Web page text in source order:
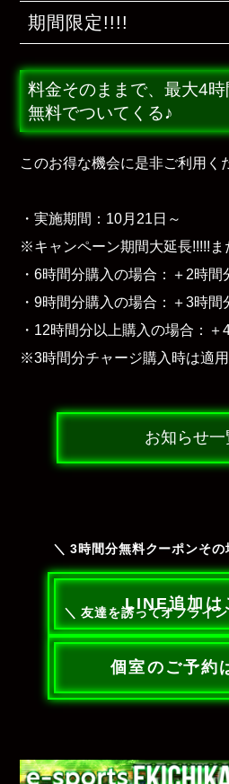
期間限定!!!!
料金そのままで、最大4
無料でついてくる♪
このお得な機会に是非ご利用く
・実施期間：10月21日～
※キャンペーン期間大延長!!!!!ま
・6時間分購入の場合：＋2時間
・9時間分購入の場合：＋3時間
・12時間分以上購入の場合：
※3時間分チャージ購入時は適用
お知らせ
＼ 3時間分無料クーポンそ
LINE追加は
＼ 友達を誘ってオフライ
個室のご予約